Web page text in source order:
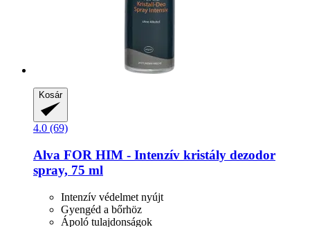
Kosár
4.0 (69)
Alva FOR HIM -​ Intenzív kristály dezodor
spray, 75 ml
Intenzív védelmet nyújt
Gyengéd a bőrhöz
Ápoló tulajdonságok